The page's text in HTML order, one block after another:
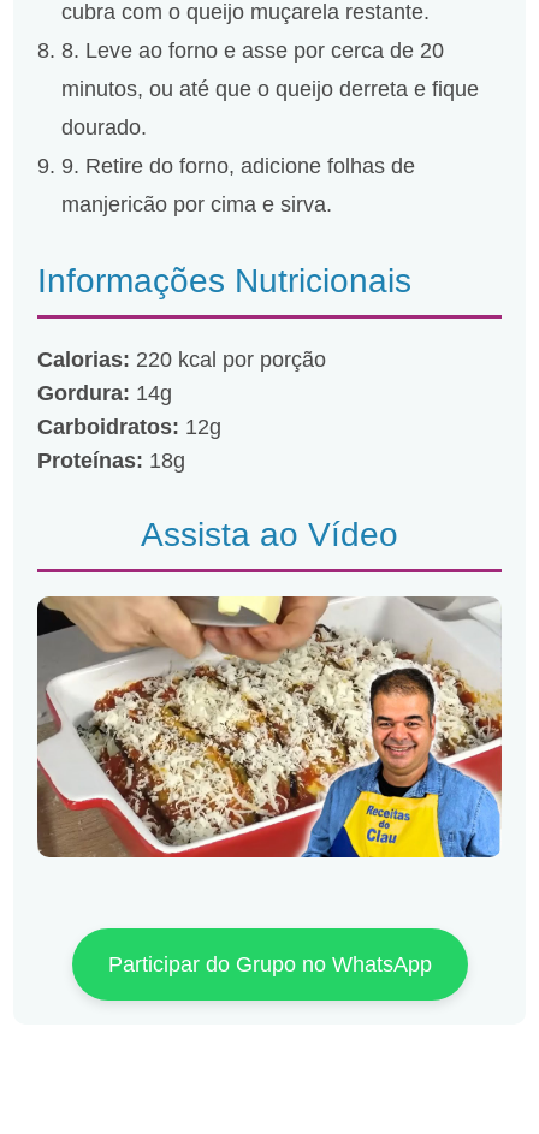
cubra com o queijo muçarela restante.
8. Leve ao forno e asse por cerca de 20
minutos, ou até que o queijo derreta e fique
dourado.
9. Retire do forno, adicione folhas de
manjericão por cima e sirva.
Informações Nutricionais
Calorias: 220 kcal por porção
Gordura: 14g
Carboidratos: 12g
Proteínas: 18g
Assista ao Vídeo
Participar do Grupo no WhatsApp